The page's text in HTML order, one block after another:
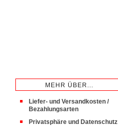
MEHR ÜBER...
Liefer- und Versandkosten /
Bezahlungsarten
Privatsphäre und Datenschutz